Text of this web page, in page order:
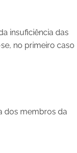
insuficiência das
no primeiro caso
dos membros da